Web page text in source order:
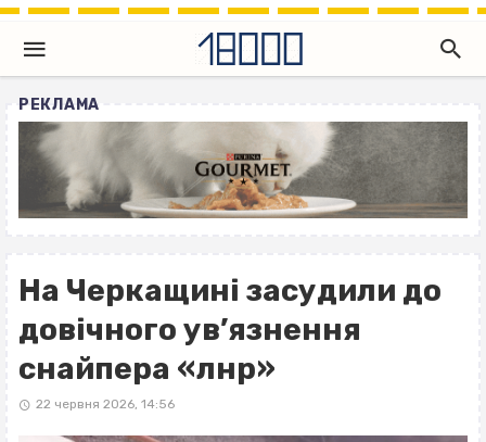
РЕКЛАМА
На Черкащині засудили до
довічного ув’язнення
снайпера «лнр»
22 червня 2026, 14:56